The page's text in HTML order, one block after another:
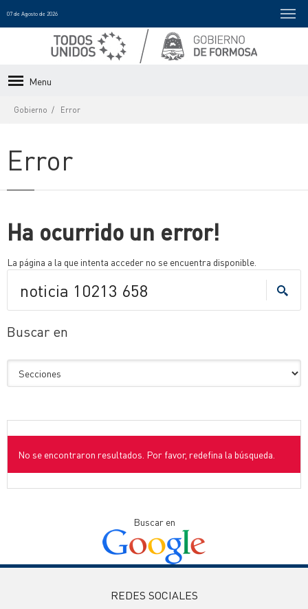
07 de Agosto de 2026
Menu
Gobierno Error
Error
Ha ocurrido un error!
La página a la que intenta acceder no se encuentra disponible.
Buscar en
No se encontraron resultados. Por favor, redefina la búsqueda.
Buscar en
REDES SOCIALES